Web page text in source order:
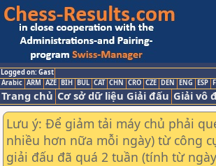
Logged on: Gast
Arabic ARM AZE BIH BUL CAT CHN CRO CZE DEN ENG ESP
Trang chủ Cơ sở dữ liệu Giải đấu Giải vô
Lưu ý: Để giảm tải máy chủ phải
nhiều hơn nữa mỗi ngày) từ công
giải đấu đã quá 2 tuần (tính từ